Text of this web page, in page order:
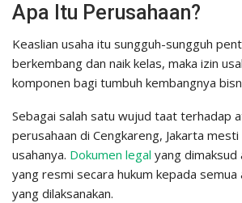
Apa Itu Perusahaan?
Keaslian usaha itu sungguh-sungguh
berkembang dan naik kelas, maka izin
komponen bagi tumbuh kembangnya
Sebagai salah satu wujud taat terhadap
perusahaan di Cengkareng, Jakarta
usahanya. Dokumen legal yang dimaksud
yang resmi secara hukum kepada semua
yang dilaksanakan.